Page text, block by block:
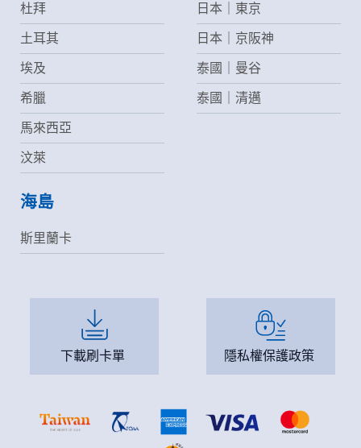
杜拜
土耳其
埃及
希臘
馬來西亞
汶萊
日本｜東京
日本｜京阪神
泰國｜曼谷
泰國｜清邁
海島
斯里蘭卡
下載刷卡單 隱私權保護政策